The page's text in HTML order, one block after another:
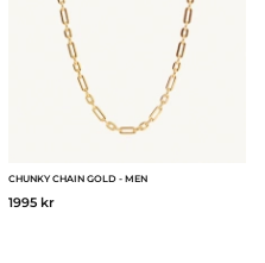
CHUNKY CHAIN GOLD - MEN
1995 kr